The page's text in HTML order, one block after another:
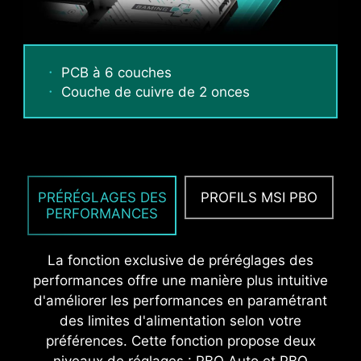
PCB à 6 couches
Couche de cuivre de 2 onces
PRÉRÉGLAGES DES
PERFORMANCES
PROFILS MSI PBO
La fonction exclusive de préréglages des
performances offre une manière plus intuitive
d'améliorer les performances en paramétrant
des limites d'alimentation selon votre
préférences. Cette fonction propose deux
ANTICORROSION
Le panneau E/S est protégé contre la corrosion
contre l'électricité statique et les ondes
électromagnétiques émises par le système et
ainsi beaucoup plus résistant que les panneaux
E/S standards.